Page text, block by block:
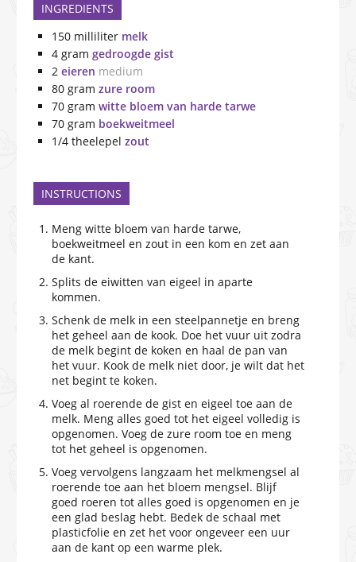
INGREDIENTS
150 milliliter melk
4 gram gedroogde gist
2 eieren medium
80 gram zure room
70 gram witte bloem van harde tarwe
70 gram boekweitmeel
1/4 theelepel zout
INSTRUCTIONS
Meng witte bloem van harde tarwe,
boekweitmeel en zout in een kom en zet aan
de kant.
Splits de eiwitten van eigeel in aparte
kommen.
Schenk de melk in een steelpannetje en breng
het geheel aan de kook. Doe het vuur uit zodra
de melk begint de koken en haal de pan van
het vuur. Kook de melk niet door, je wilt dat het
net begint te koken.
Voeg al roerende de gist en eigeel toe aan de
melk. Meng alles goed tot het eigeel volledig is
opgenomen. Voeg de zure room toe en meng
tot het geheel is opgenomen.
Voeg vervolgens langzaam het melkmengsel al
roerende toe aan het bloem mengsel. Blijf
goed roeren tot alles goed is opgenomen en je
een glad beslag hebt. Bedek de schaal met
plasticfolie en zet het voor ongeveer een uur
aan de kant op een warme plek.